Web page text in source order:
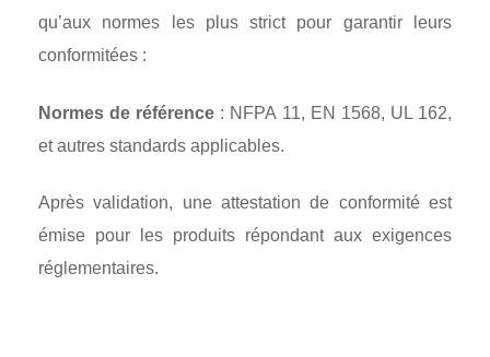
qu’aux normes les plus strict pour garantir leurs
conformitées :
Normes de référence : NFPA 11, EN 1568, UL 162,
et autres standards applicables.
Après validation, une attestation de conformité est
émise pour les produits répondant aux exigences
réglementaires.